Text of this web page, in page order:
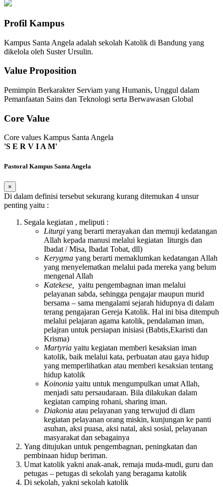
Profil Kampus
Kampus Santa Angela adalah sekolah Katolik di Bandung yang
dikelola oleh Suster Ursulin.
Value Proposition
Pemimpin Berkarakter Serviam yang Humanis, Unggul dalam
Pemanfaatan Sains dan Teknologi serta Berwawasan Global
Core Value
Core values Kampus Santa Angela
'S E R V I A M'
Pastoral Kampus Santa Angela
×
Di dalam definisi tersebut sekurang kurang ditemukan 4 unsur
penting yaitu :
Segala kegiatan , meliputi :
Liturgi yang berarti merayakan dan memuji kedatangan
Allah kepada manusi melalui kegiatan liturgis dan
Ibadat / Misa, Ibadat Tobat, dll)
Kerygma yang berarti memaklumkan kedatangan Allah
yang menyelematkan melalui pada mereka yang belum
mengenal Allah
Katekese,
yaitu pengembagnan iman melalui
pelayanan sabda, sehingga pengajar maupun murid
bersama – sama mengalami sejarah hidupnya di dalam
terang pengajaran Gereja Katolik. Hal ini bisa ditempuh
melalui pelajaran agama katolik, pendalaman iman,
pelajran untuk persiapan inisiasi (Babtis,Ekaristi dan
Krisma)
Martyria yaitu kegiatan memberi kesaksian iman
katolik, baik melalui kata, perbuatan atau gaya hidup
yang memperlihatkan atau memberi kesaksian tentang
hidup katolik
Koinonia yaitu untuk mengumpulkan umat Allah,
menjadi satu persaudaraan. Bila dilakukan dalam
kegiatan camping rohani, sharing iman.
Diakonia atau pelayanan yang terwujud di dlam
kegiatan pelayanan orang miskin, kunjungan ke panti
asuhan, aksi puasa, aksi natal, aksi sosial, pelayanan
masyarakat dan sebagainya
Yang ditujukan untuk pengembagnan, peningkatan dan
pembinaan hidup beriman.
Umat katolik yakni anak-anak, remaja muda-mudi, guru dan
petugas – petugas di sekolah yang beragama katolik
Di sekolah, yakni sekolah katolik